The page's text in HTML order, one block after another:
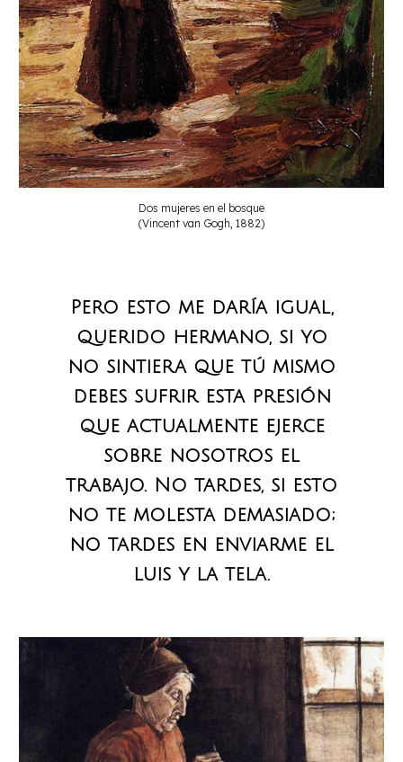
Dos mujeres en el bosque
(Vincent van Gogh, 1882)
Pero esto me daría igual,
querido hermano, si yo
no sintiera que tú mismo
debes sufrir esta presión
que actualmente ejerce
sobre nosotros el
trabajo. No tardes, si esto
no te molesta demasiado;
no tardes en enviarme el
luis y la tela.